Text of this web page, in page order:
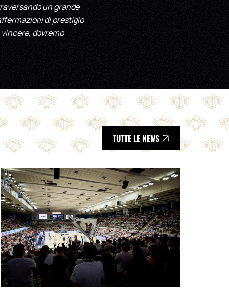
un grande
di prestigio
dovremo
TUTTE LE NEWS